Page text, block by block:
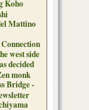
Koho
Mattino
west side
decided
monk
Bridge -